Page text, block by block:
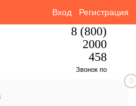
Вход Регистрация
8 (800)
2000
458
Звонок по
0